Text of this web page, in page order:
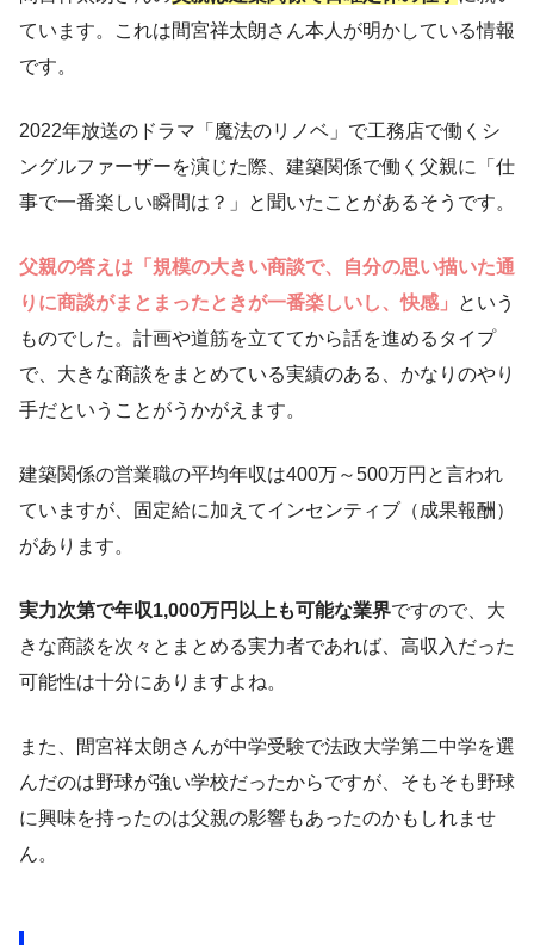
ています。これは間宮祥太朗さん本人が明かしている情報
です。
2022年放送のドラマ「魔法のリノベ」で工務店で働くシ
ングルファーザーを演じた際、建築関係で働く父親に「仕
事で一番楽しい瞬間は？」と聞いたことがあるそうです。
父親の答えは「規模の大きい商談で、自分の思い描いた通
りに商談がまとまったときが一番楽しいし、快感」
という
ものでした。計画や道筋を立ててから話を進めるタイプ
で、大きな商談をまとめている実績のある、かなりのやり
手だということがうかがえます。
建築関係の営業職の平均年収は400万～500万円と言われ
ていますが、固定給に加えてインセンティブ（成果報酬）
があります。
実力次第で年収1,000万円以上も可能な業界ですので、大
きな商談を次々とまとめる実力者であれば、高収入だった
可能性は十分にありますよね。
また、間宮祥太朗さんが中学受験で法政大学第二中学を選
んだのは野球が強い学校だったからですが、そもそも野球
に興味を持ったのは父親の影響もあったのかもしれませ
ん。